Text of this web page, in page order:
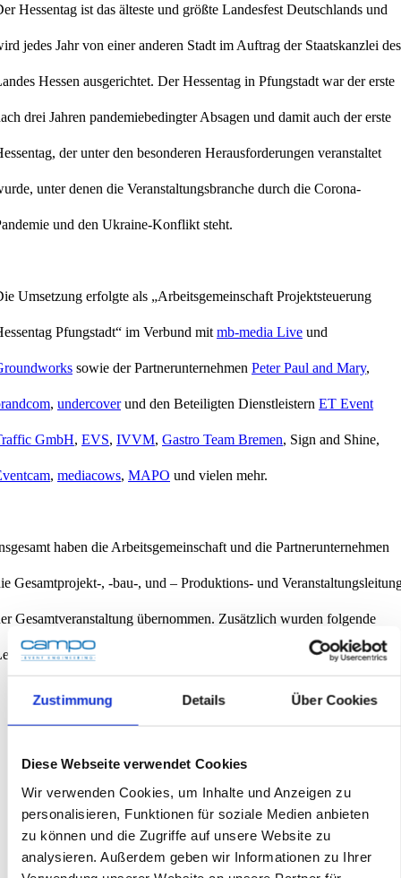
Zustimmung Details Über Cookies
Diese Webseite verwendet Cookies
Wir verwenden Cookies, um Inhalte und Anzeigen zu
personalisieren, Funktionen für soziale Medien anbieten
zu können und die Zugriffe auf unsere Website zu
analysieren. Außerdem geben wir Informationen zu Ihrer
Hessentag ist das älteste und größte Landesfest Deutschlands und
jedes Jahr von einer anderen Stadt im Auftrag der Staatskanzlei des
Hessen ausgerichtet. Der Hessentag in Pfungstadt war der erste
drei Jahren pandemiebedingter Absagen und damit auch der erste
der unter den besonderen Herausforderungen veranstaltet
unter denen die Veranstaltungsbranche durch die Corona-
und den Ukraine-Konflikt steht.
Umsetzung erfolgte als „Arbeitsgemeinschaft Projektsteuerung
Pfungstadt“ im Verbund mit mb-media Live und
sowie der Partnerunternehmen Peter Paul and Mary,
, undercoverund den Beteiligten Dienstleistern ET Event
GmbH, EVS, IVVM, Gastro Team Bremen, Sign and Shine,
, mediacows, MAPO und vielen mehr.
haben die Arbeitsgemeinschaft und die Partnerunternehmen
Gesamtprojekt-, -bau-, und – Produktions- und
Gesamtveranstaltung übernommen. Zusätzlich wurden folgende
abgebildet:
Sicherheits- und Verkehrsplanung und -management
Crowd Management, Event Control, Veranstaltungsleitung
Marketing und Kommunikation/PR
Programmgestaltung Hessentags Arena und Hessentagsfestzelt
Vertragswesen für alle Leistungsbereiche